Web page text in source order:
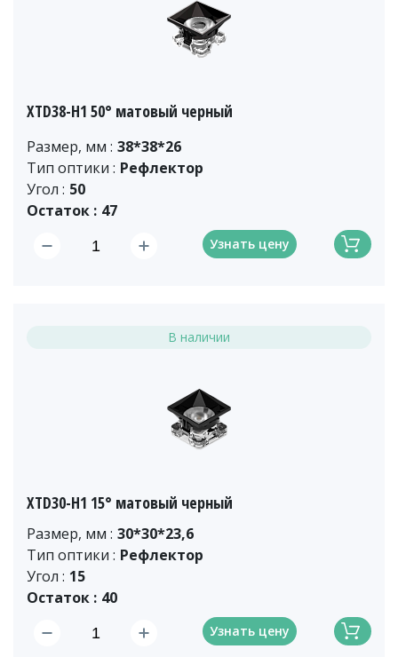
XTD38-H1 50° матовый черный
Размер, мм : 38*38*26
Тип оптики : Рефлектор
Угол : 50
Остаток : 47
Узнать цену
В наличии
XTD30-H1 15° матовый черный
Размер, мм : 30*30*23,6
Тип оптики : Рефлектор
Угол : 15
Остаток : 40
Узнать цену